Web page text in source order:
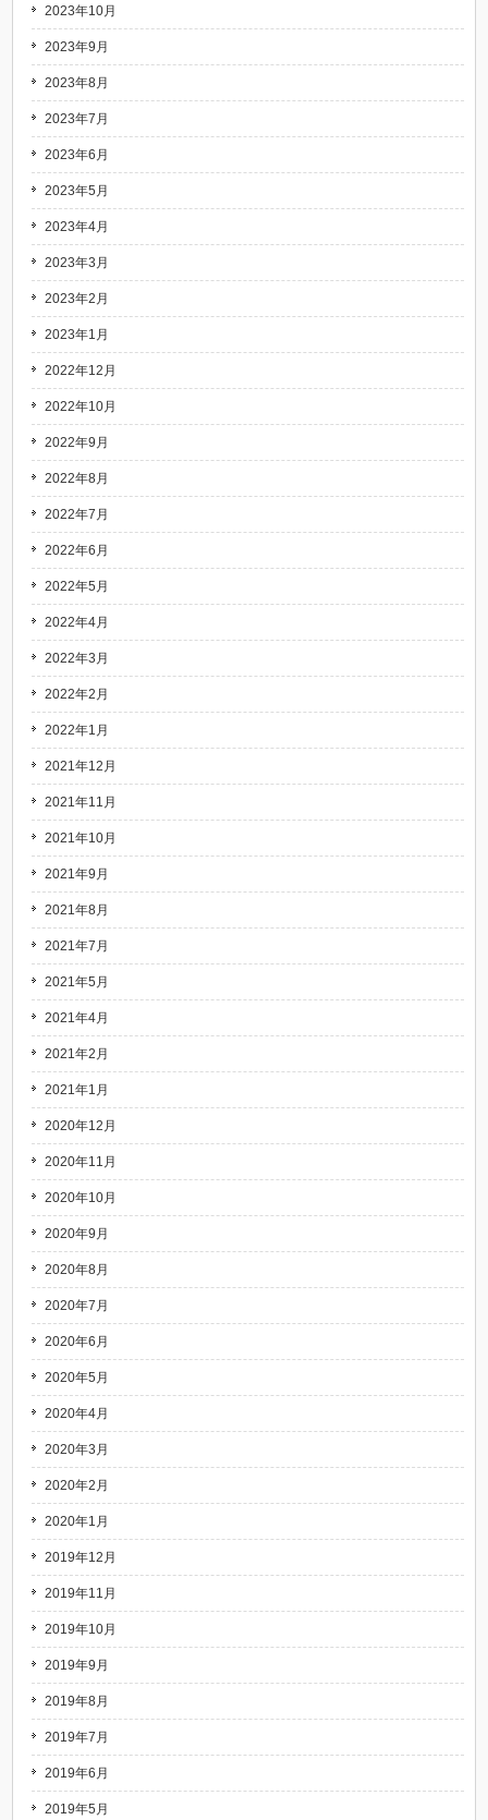
2023年10月
2023年9月
2023年8月
2023年7月
2023年6月
2023年5月
2023年4月
2023年3月
2023年2月
2023年1月
2022年12月
2022年10月
2022年9月
2022年8月
2022年7月
2022年6月
2022年5月
2022年4月
2022年3月
2022年2月
2022年1月
2021年12月
2021年11月
2021年10月
2021年9月
2021年8月
2021年7月
2021年5月
2021年4月
2021年2月
2021年1月
2020年12月
2020年11月
2020年10月
2020年9月
2020年8月
2020年7月
2020年6月
2020年5月
2020年4月
2020年3月
2020年2月
2020年1月
2019年12月
2019年11月
2019年10月
2019年9月
2019年8月
2019年7月
2019年6月
2019年5月